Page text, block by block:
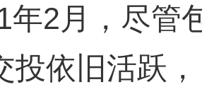
年2月，尽管
投依旧活跃